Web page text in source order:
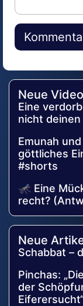
Alternative:
Neue
Eine
nicht
Emunah
göttliches
#shorts
🦟 Eine
recht?
Neue
Schabbat –
Pinchas:
der